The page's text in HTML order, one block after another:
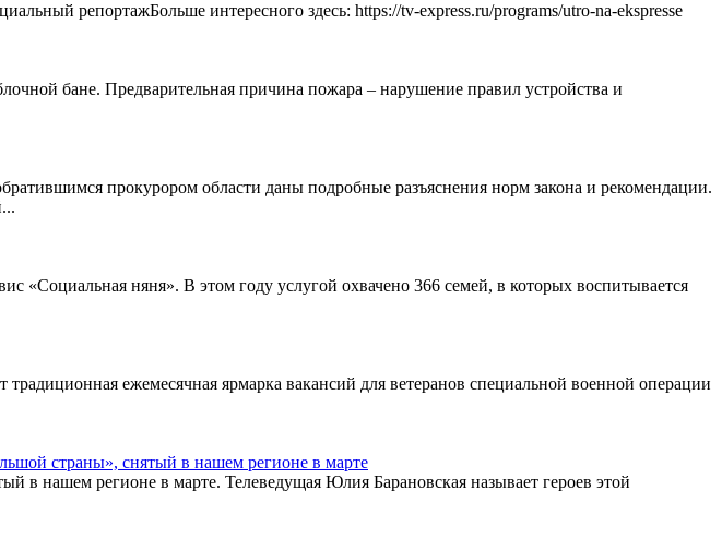
репортажБольше интересного здесь: https://tv-express.ru/programs/utro-na-ekspresse
бане. Предварительная причина пожара – нарушение правил устройства и
прокурором области даны подробные разъяснения норм закона и рекомендации.
«Социальная няня». В этом году услугой охвачено 366 семей, в которых воспитывается
ежемесячная ярмарка вакансий для ветеранов специальной военной операции
страны», снятый в нашем регионе в марте
в нашем регионе в марте. Телеведущая Юлия Барановская называет героев этой